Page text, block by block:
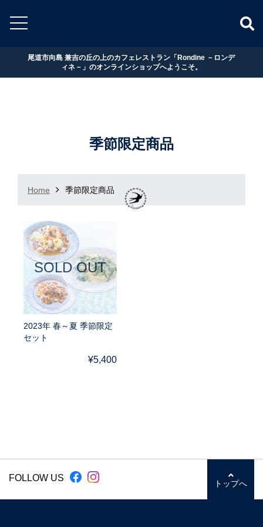
尾道市向島 兼吉の丘の上のカフェレストラン「Rondine －ロンデ
ィネ－」のオンラインショップへようこそ。
季節限定商品
Home 季節限定商品
SOLD OUT
2023年 春～夏 季節限定
セット
¥5,400
FOLLOW US
トップへ